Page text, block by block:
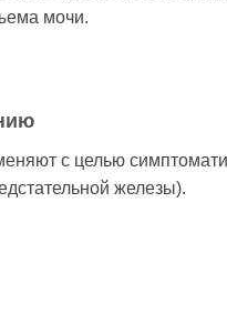
мочи.
с целью
железы).